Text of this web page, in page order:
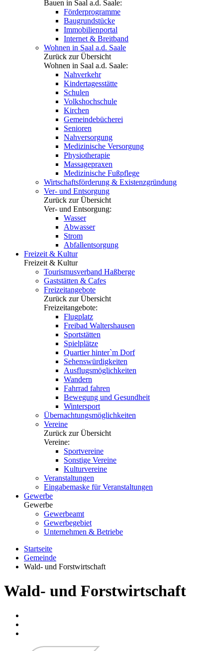
Bauen in Saal a.d. Saale:
Förderprogramme
Baugrundstücke
Immobilienportal
Internet & Breitband
Wohnen in Saal a.d. Saale
Zurück zur Übersicht
Wohnen in Saal a.d. Saale:
Nahverkehr
Kindertagesstätte
Schulen
Volkshochschule
Kirchen
Gemeindebücherei
Senioren
Nahversorgung
Medizinische Versorgung
Physiotherapie
Massagepraxen
Medizinische Fußpflege
Wirtschaftsförderung & Existenzgründung
Ver- und Entsorgung
Zurück zur Übersicht
Ver- und Entsorgung:
Wasser
Abwasser
Strom
Abfallentsorgung
Freizeit & Kultur
Freizeit & Kultur
Tourismusverband Haßberge
Gaststätten & Cafes
Freizeitangebote
Zurück zur Übersicht
Freizeitangebote:
Flugplatz
Freibad Waltershausen
Sportstätten
Spielplätze
Quartier hinter`m Dorf
Sehenswürdigkeiten
Ausflugsmöglichkeiten
Wandern
Fahrrad fahren
Bewegung und Gesundheit
Wintersport
Übernachtungsmöglichkeiten
Vereine
Zurück zur Übersicht
Vereine:
Sportvereine
Sonstige Vereine
Kulturvereine
Veranstaltungen
Eingabemaske für Veranstaltungen
Gewerbe
Gewerbe
Gewerbeamt
Gewerbegebiet
Unternehmen & Betriebe
Startseite
Gemeinde
Wald- und Forstwirtschaft
Wald- und Forstwirtschaft